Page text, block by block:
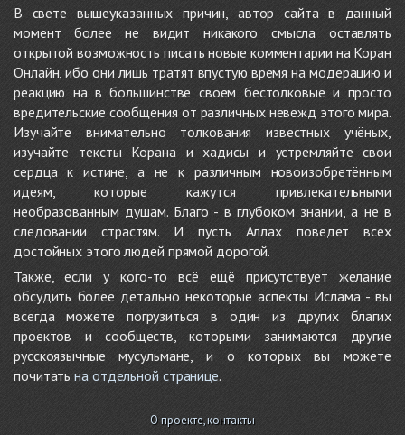
В свете вышеуказанных причин, автор сайта в данный
момент более не видит никакого смысла оставлять
открытой возможность писать новые комментарии на Коран
Онлайн, ибо они лишь тратят впустую время на модерацию и
реакцию на в большинстве своём бестолковые и просто
вредительские сообщения от различных невежд этого мира.
Изучайте внимательно толкования известных учёных,
изучайте тексты Корана и хадисы и устремляйте свои
сердца к истине, а не к различным новоизобретённым
идеям, которые кажутся привлекательными
необразованным душам. Благо - в глубоком знании, а не в
следовании страстям. И пусть Аллах поведёт всех
достойных этого людей прямой дорогой.
Также, если у кого-то всё ещё присутствует желание
обсудить более детально некоторые аспекты Ислама - вы
всегда можете погрузиться в один из других благих
проектов и сообществ, которыми занимаются другие
русскоязычные мусульмане, и о которых вы можете
почитатьна отдельной странице.
О проекте, контакты